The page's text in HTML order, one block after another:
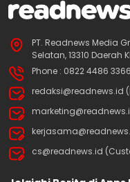
PT. Readnews Media
Selatan, 13310
Phone : 0822 4486 3366
redaksi@readnews.id
cs@readnews.id